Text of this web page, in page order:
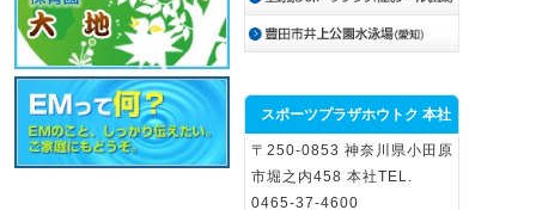
スポーツプラザホウトク 本社
〒250-0853 神奈川県小田原
市堀之内458 本社TEL.
0465-37-4600